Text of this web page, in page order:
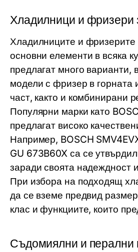
Хладилници и фризери
Хладилниците и фризерите
основни елементи в всяка
предлагат много варианти,
модели с фризер в горната
част, както и комбинирани
Популярни марки като
предлагат високо
Например, BOSCH
GU 673B60X са се
заради своята надеждност
При избора на подходящ
да се вземе предвид
клас и функциите, които
Съдомиялни и